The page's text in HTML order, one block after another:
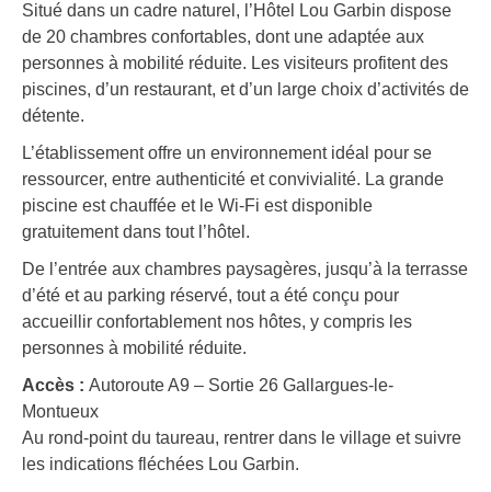
Situé dans un cadre naturel, l’Hôtel Lou Garbin dispose
de 20 chambres confortables, dont une adaptée aux
personnes à mobilité réduite. Les visiteurs profitent des
piscines, d’un restaurant, et d’un large choix d’activités de
détente.
L’établissement offre un environnement idéal pour se
ressourcer, entre authenticité et convivialité. La grande
piscine est chauffée et le Wi-Fi est disponible
gratuitement dans tout l’hôtel.
De l’entrée aux chambres paysagères, jusqu’à la terrasse
d’été et au parking réservé, tout a été conçu pour
accueillir confortablement nos hôtes, y compris les
personnes à mobilité réduite.
Accès : Autoroute A9 – Sortie 26 Gallargues-le-
Montueux
Au rond-point du taureau, rentrer dans le village et suivre
les indications fléchées Lou Garbin.